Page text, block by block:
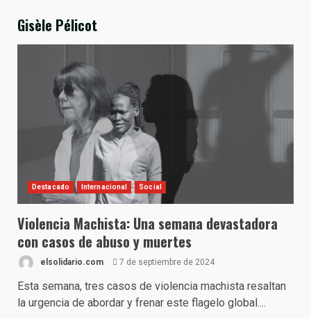
Gisèle Pélicot
Destacado Internacional Social
Violencia Machista: Una semana devastadora
con casos de abuso y muertes
elsolidario.com 7 de septiembre de 2024
Esta semana, tres casos de violencia machista resaltan
la urgencia de abordar y frenar este flagelo global....